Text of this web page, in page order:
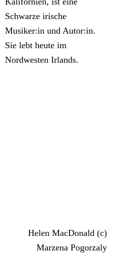
Schwarze irische
Musiker:in und Autor:in.
Sie lebt heute im
Nordwesten Irlands.
Helen MacDonald (c)
Marzena Pogorzaly